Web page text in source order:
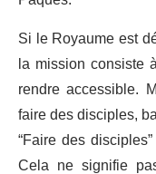
Si le Royaume est
la mission consiste
rendre accessible.
faire des disciples,
“Faire des
Cela ne signifie